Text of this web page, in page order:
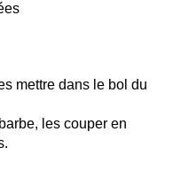
mettre dans le bol du
les couper en